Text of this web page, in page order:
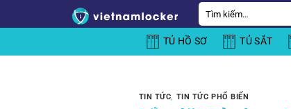
qua
dung
Tìm
kiếm:
TỦ HỒ SƠ TỦ SẮT
TIN TỨC, TIN TỨC PHỔ BIẾN